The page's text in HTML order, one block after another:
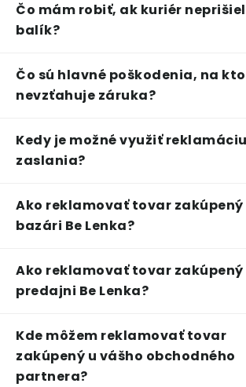
Čo mám robiť, ak kuriér
balík?
Čo sú hlavné poškodenia, na
nevzťahuje záruka?
Kedy je možné využiť
zaslania?
Ako reklamovať tovar zakúpený
bazári Be Lenka?
Ako reklamovať tovar zakúpený
predajni Be Lenka?
Kde môžem reklamovať tovar
zakúpený u vášho obchodného
partnera?